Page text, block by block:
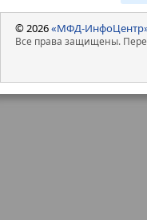
© 2026«МФД-
Все права защищены.